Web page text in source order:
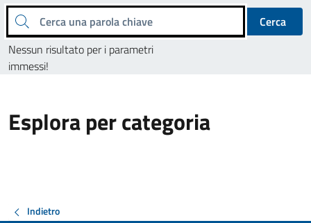
Cerca una parola chiave
Cerca
Nessun risultato per i parametri
immessi!
Esplora per categoria
Indietro